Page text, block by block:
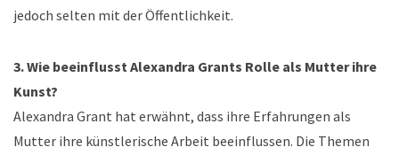
jedoch selten mit der Öffentlichkeit.
3. Wie beeinflusst Alexandra Grants Rolle als Mutter ihre
Kunst?
Alexandra Grant hat erwähnt, dass ihre Erfahrungen als
Mutter ihre künstlerische Arbeit beeinflussen. Die Themen